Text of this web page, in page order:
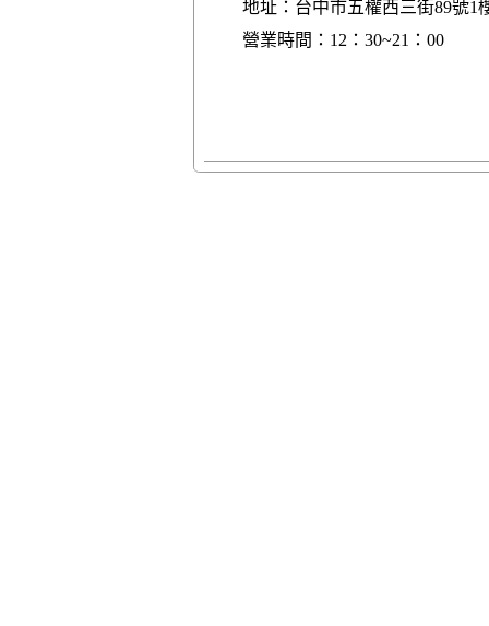
地址：台中市五權西三街89號1
營業時間：12：30~21：00